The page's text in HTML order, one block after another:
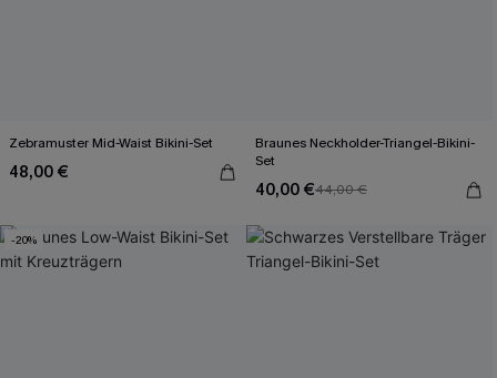
Zebramuster Mid-Waist Bikini-Set
48,00 €
Braunes Neckholder-Triangel-Bikini-
Set
40,00 €44,00 €
-20%